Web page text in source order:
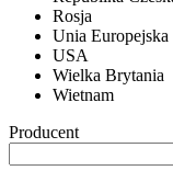
Rosja
Unia Europejska
USA
Wielka Brytania
Wietnam
Producent